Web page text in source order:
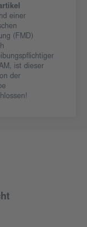
einer
(FMD)
ist dieser
der